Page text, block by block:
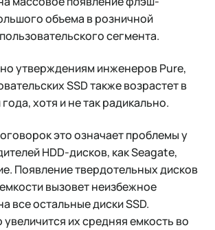
объема в розничной
сегмента.
утверждениям инженеров Pure,
SSD также возрастет в
хотя и не так радикально.
это означает проблемы у
HDD-дисков, как Seagate,
Появление твердотельных дисков
вызовет неизбежное
все остальные диски SSD.
их средняя емкость во